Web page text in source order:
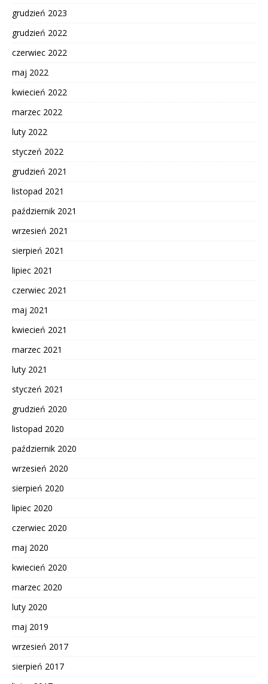
grudzień 2023
grudzień 2022
czerwiec 2022
maj 2022
kwiecień 2022
marzec 2022
luty 2022
styczeń 2022
grudzień 2021
listopad 2021
październik 2021
wrzesień 2021
sierpień 2021
lipiec 2021
czerwiec 2021
maj 2021
kwiecień 2021
marzec 2021
luty 2021
styczeń 2021
grudzień 2020
listopad 2020
październik 2020
wrzesień 2020
sierpień 2020
lipiec 2020
czerwiec 2020
maj 2020
kwiecień 2020
marzec 2020
luty 2020
maj 2019
wrzesień 2017
sierpień 2017